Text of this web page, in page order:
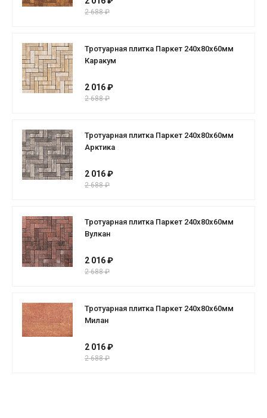
2 688 ₽
Тротуарная плитка Паркет 240x80x60мм
Каракум
2 016 ₽
2 688 ₽
Тротуарная плитка Паркет 240x80x60мм
Арктика
2 016 ₽
2 688 ₽
Тротуарная плитка Паркет 240x80x60мм
Вулкан
2 016 ₽
2 688 ₽
Тротуарная плитка Паркет 240x80x60мм
Милан
2 016 ₽
2 688 ₽